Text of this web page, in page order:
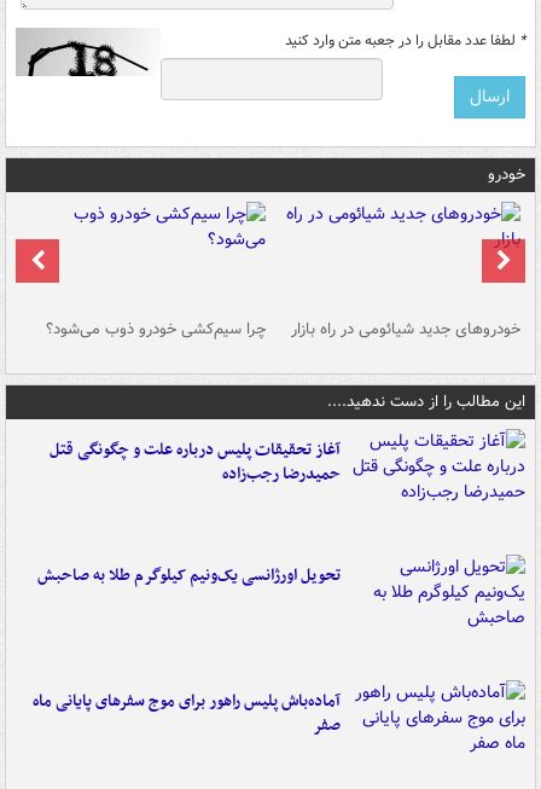
* لطفا عدد مقابل را در جعبه متن وارد کنید
خودرو
خودروهای جدید شیائومی در راه بازار چرا سیم‌کشی خودرو ذوب می‌شود؟
این مطالب را از دست ندهید....
آغاز تحقیقات پلیس درباره علت و چگونگی قتل
حمیدرضا رجب‌زاده
تحویل اورژانسی یک‌ونیم کیلوگرم طلا به صاحبش
آماده‌باش پلیس راهور برای موج سفرهای پایانی ماه
صفر